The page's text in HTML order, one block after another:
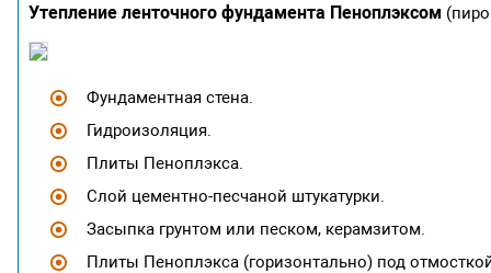
Утепление ленточного фундамента Пеноплэксом
Фундаментная стена.
Гидроизоляция.
Плиты Пеноплэкса.
Слой цементно-песчаной штукатурки.
Засыпка грунтом или песком, керамзитом.
Плиты Пеноплэкса (горизонтально) под